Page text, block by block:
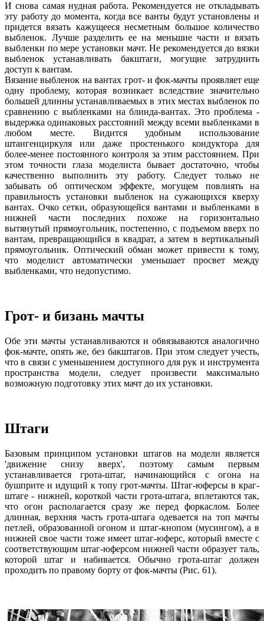
И снова самая нудная работа. Рекомендуется не откладывать
эту работу до момента, когда все ванты будут установлены и
придется вязать кажущееся несметным большое количество
выбленок. Лучше разделить ее на меньшие части и вязать
выбленки по мере установки мачт. Не рекомендуется до вязки
выбленок устанавливать бакштаги, могущие затруднить
доступ к вантам.
Вязание выбленок на вантах грот- и фок-мачты проявляет еще
одну проблему, которая возникает вследствие значительно
большей длинны устанавливаемых в этих местах выбленок по
сравнению с выбленками на блинда-вантах. Это проблема -
выдержка одинаковых расстояний между всеми выбленками в
любом месте. Видится удобным использование
штангенциркуля или даже простенького кондуктора для
более-менее постоянного контроля за этим расстоянием. При
этом точности глаза моделиста бывает достаточно, чтобы
качественно выполнить эту работу. Следует только не
забывать об оптическом эффекте, могущем повлиять на
правильность установки выбленок на сужающихся кверху
вантах. Очко сетки, образующейся вантами и выбленками в
нижней части последних похоже на горизонтально
вытянутый прямоугольник, постепенно, с подъемом вверх по
вантам, превращающийся в квадрат, а затем в вертикальный
прямоугольник. Оптический обман может привести к тому,
что моделист автоматически уменьшает просвет между
выбленками, что недопустимо.
Грот- и бизань мачты
Обе эти мачты устанавливаются и обвязываются аналогично
фок-мачте, опять же, без бакштагов. При этом следует учесть,
что в связи с уменьшением доступного для рук и инструмента
пространства модели, следует произвести максимально
возможную подготовку этих мачт до их установки.
Штаги
Базовым принципом установки штагов на модели является
'движение снизу вверх', поэтому самым первым
устанавливается грота-штаг, начинающийся с огона на
бушприте и идущий к топу грот-мачты. Штаг-юферсы в краг-
штаге - нижней, короткой части грота-штага, вплетаются так,
что огон располагается сразу же перед форкаслом. Более
длинная, верхняя часть грота-штага одевается на топ мачты
петлей, образованной огоном и штаг-кнопом (мусингом), а в
нижней свое части тоже имеет штаг-юферс, который вместе с
соответствующим штаг-юферсом нижней части образует таль,
которой штаг и набивается. Обычно грота-штаг должен
проходить по правому борту от фок-мачты (Рис. 61).